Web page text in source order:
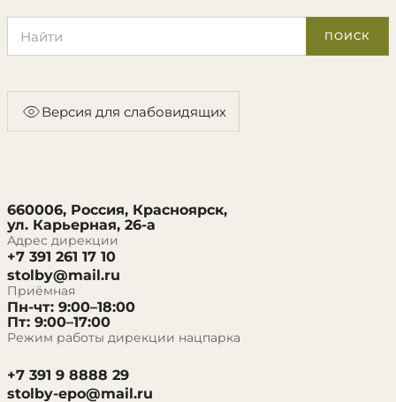
ПОИСК
Версия для слабовидящих
660006, Россия, Красноярск,
ул. Карьерная, 26-а
Адрес дирекции
+7 391 261 17 10
stolby@mail.ru
Приёмная
Пн-чт: 9:00–18:00
Пт: 9:00–17:00
Режим работы дирекции нацпарка
+7 391 9 8888 29
stolby-epo@mail.ru